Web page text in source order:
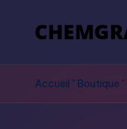
Accueil " Boutique "